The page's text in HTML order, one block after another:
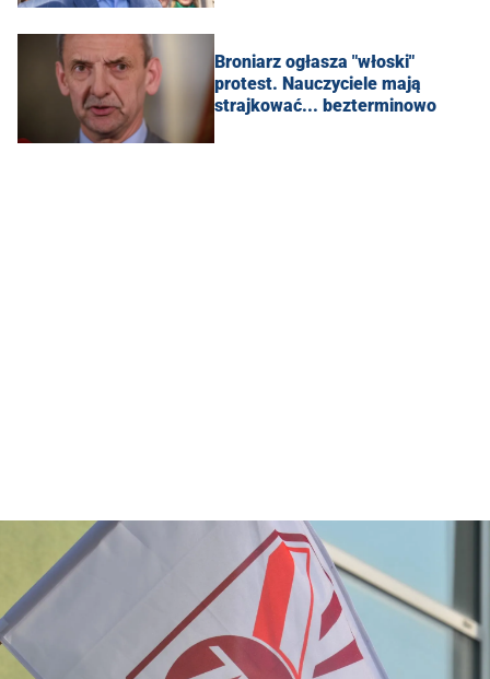
Broniarz ogłasza "włoski"
protest. Nauczyciele mają
strajkować... bezterminowo